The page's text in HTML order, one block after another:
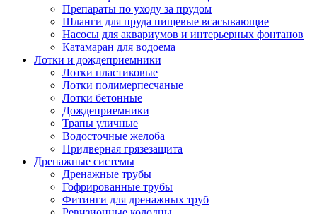
Препараты по уходу за прудом
Шланги для пруда пищевые всасывающие
Насосы для аквариумов и интерьерных фонтанов
Катамаран для водоема
Лотки и дождеприемники
Лотки пластиковые
Лотки полимерпесчаные
Лотки бетонные
Дождеприемники
Трапы уличные
Водосточные желоба
Придверная грязезащита
Дренажные системы
Дренажные трубы
Гофрированные трубы
Фитинги для дренажных труб